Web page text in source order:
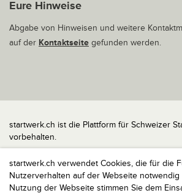
startwerk.ch verwendet Cookies, die für die
Nutzerverhalten auf der Webseite
Nutzung der Webseite stimmen Sie dem
Eure Hinweise
Abgabe von Hinweisen und weitere
auf der Kontaktseite gefunden werden.
startwerk.ch ist die Plattform für Schweizer
vorbehalten.
Impressum
Kontakt
nach oben